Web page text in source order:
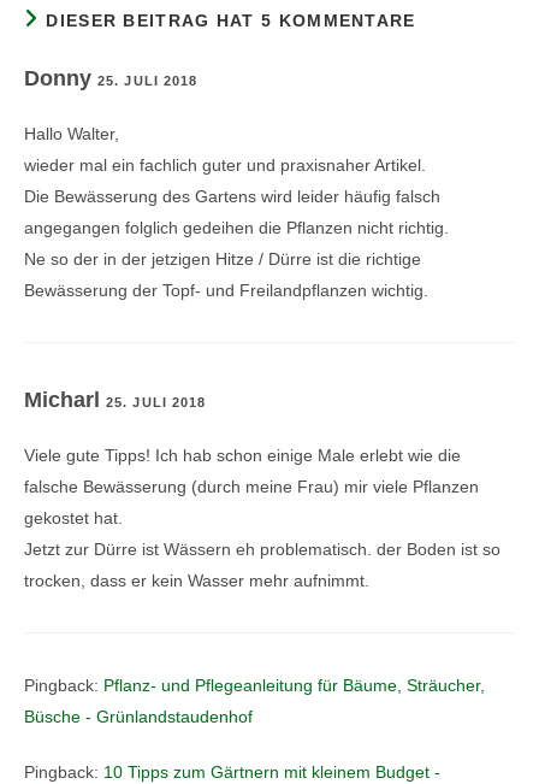
DIESER BEITRAG HAT 5 KOMMENTARE
Donny 25. JULI 2018
Hallo Walter,
wieder mal ein fachlich guter und praxisnaher Artikel.
Die Bewässerung des Gartens wird leider häufig falsch
angegangen folglich gedeihen die Pflanzen nicht richtig.
Ne so der in der jetzigen Hitze / Dürre ist die richtige
Bewässerung der Topf- und Freilandpflanzen wichtig.
Micharl 25. JULI 2018
Viele gute Tipps! Ich hab schon einige Male erlebt wie die
falsche Bewässerung (durch meine Frau) mir viele Pflanzen
gekostet hat.
Jetzt zur Dürre ist Wässern eh problematisch. der Boden ist so
trocken, dass er kein Wasser mehr aufnimmt.
Pingback: Pflanz- und Pflegeanleitung für Bäume, Sträucher,
Büsche - Grünlandstaudenhof
Pingback: 10 Tipps zum Gärtnern mit kleinem Budget -